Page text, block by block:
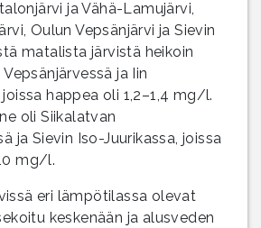
ja Vähä-Lamujärvi,
Oulun Vepsänjärvi ja Sievin
matalista järvistä heikoin
ja Iin
joissa happea oli 1,2–1,4 mg/l.
oli Siikalatvan
ja Sievin Iso-Juurikassa, joissa
mg/l.
eri lämpötilassa olevat
keskenään ja alusveden